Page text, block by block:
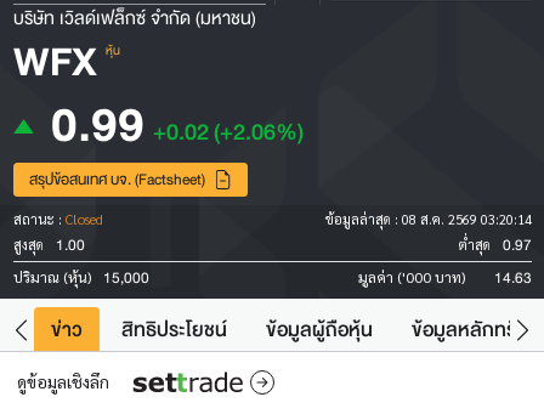
บริษัท เวิลด์เฟล็กซ์ จำกัด (มหาชน)
WFX หุ้น
0.99 +0.02(+2.06%)
สรุปข้อสนเทศ บจ. (Factsheet)
สถานะ : Closed ข้อมูลล่าสุด : 08 ส.ค. 2569 03:20:14
สูงสุด
1.00 ต่ำสุด 0.97
ปริมาณ (หุ้น) 15,000 มูลค่า ('000 บาท) 14.63
ข่าว สิทธิประโยชน์ ข้อมูลผู้ถือหุ้น ข้อมูลหลักทรัพย์
ดูข้อมูลเชิงลึก